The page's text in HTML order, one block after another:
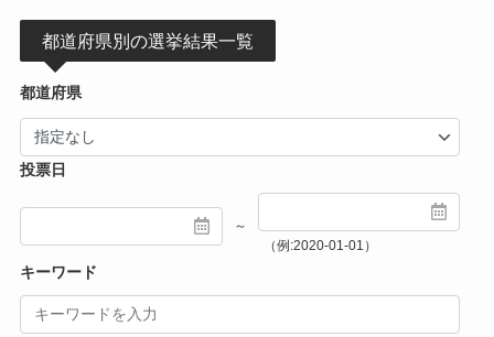
都道府県別の選挙結果一覧
都道府県
投票日
～
（例:2020-01-01）
キーワード